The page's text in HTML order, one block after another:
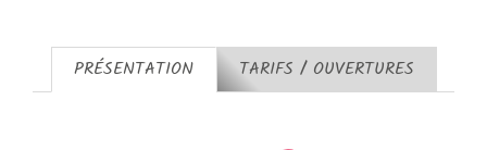
PRÉSENTATION TARIFS / OUVERTURES